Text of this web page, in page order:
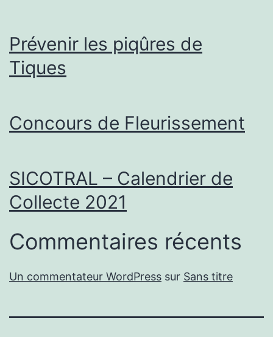
Prévenir les piqûres de
Tiques
Concours de Fleurissement
SICOTRAL – Calendrier de
Collecte 2021
Commentaires récents
Un commentateur WordPress sur Sans titre